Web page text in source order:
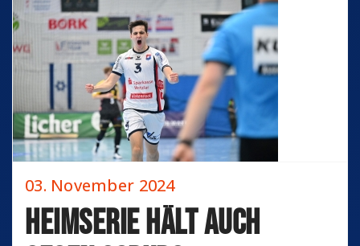
Heimserie hält auch
03. November 2024